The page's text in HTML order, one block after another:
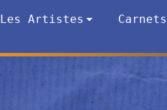
Les Artistes Carnets